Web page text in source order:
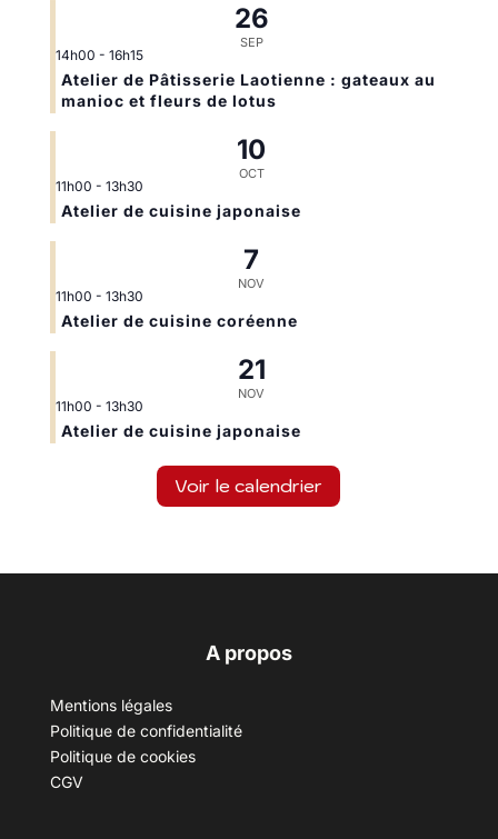
26
SEP
14h00 - 16h15
Atelier de Pâtisserie Laotienne : gateaux au
manioc et fleurs de lotus
10
OCT
11h00 - 13h30
Atelier de cuisine japonaise
7
NOV
11h00 - 13h30
Atelier de cuisine coréenne
21
NOV
11h00 - 13h30
Atelier de cuisine japonaise
Voir le calendrier
A propos
Mentions légales
Politique de confidentialité
Politique de cookies
CGV